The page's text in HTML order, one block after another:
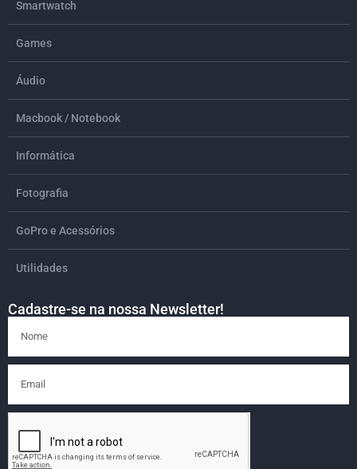
Smartwatch
Games
Áudio
Macbook / Notebook
Informática
Fotografia
GoPro e Acessórios
Utilidades
Cadastre-se na nossa Newsletter!